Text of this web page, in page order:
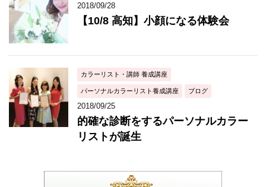
2018/09/28
【10/8 高知】小顔になる体験会
カラーリスト・講師 養成講座
パーソナルカラーリスト養成講座 ブログ
2018/09/25
的確な診断をするパーソナルカラー
リストが誕生